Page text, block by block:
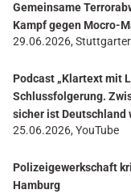
Gemeinsame
Kampf gegen Mocro-
29.06.2026,
Podcast „Klartext mit
Schlussfolgerung.
sicher ist Deutschland
25.06.2026, YouTube
Polizeigewerkschaft
Hamburg